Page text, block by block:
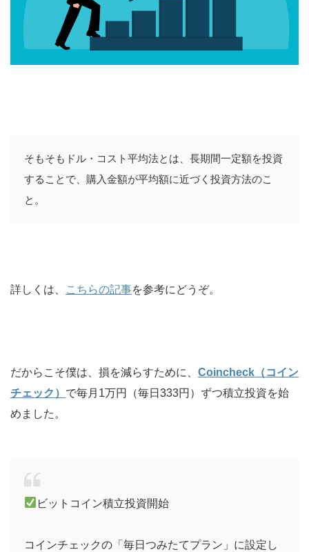
そもそもドル・コスト平均法とは、長期間一定額を投資
することで、購入金額が平均額に近づく投資方法のこ
と。
詳しくは、 こちらの記事を参考にどうぞ。
だからこそ僕は、損を減らすために、 Coincheck（コイン
チェック） で毎月1万円（毎日333円）ずつ積立投資を始
めました。
ビットコイン積立投資開始
コインチェックの「毎日つみたてプラン」に設定し